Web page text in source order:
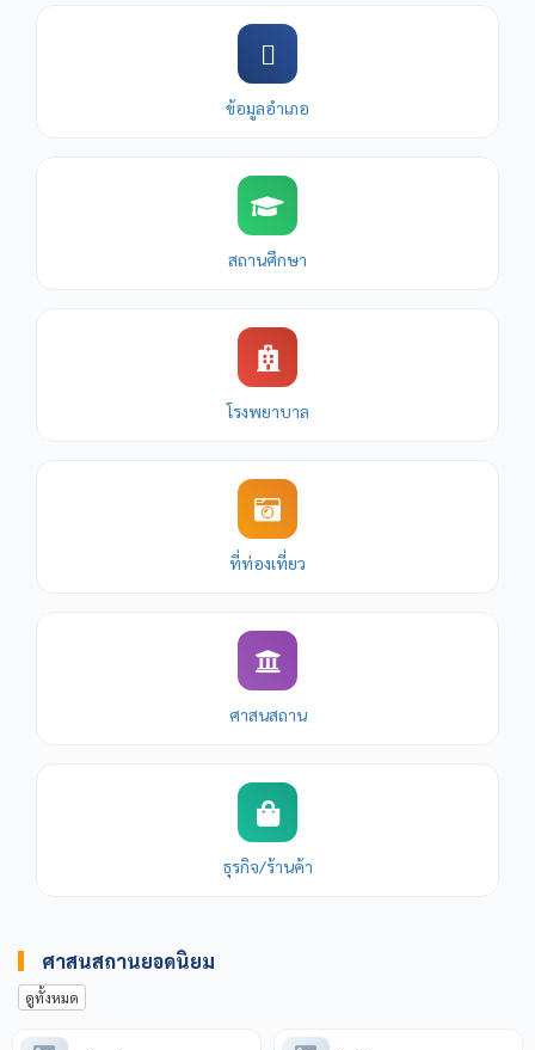
ข้อมูลอำเภอ
สถานศึกษา
โรงพยาบาล
ที่ท่องเที่ยว
ศาสนสถาน
ธุรกิจ/ร้านค้า
ศาสนสถานยอดนิยม
ดูทั้งหมด